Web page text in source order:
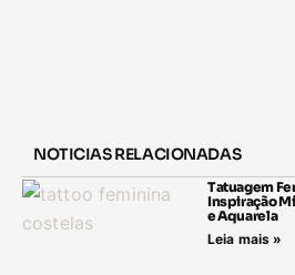
NOTICIAS RELACIONADAS
Tatuagem
Inspiração
e Aquarela
Leia mais »